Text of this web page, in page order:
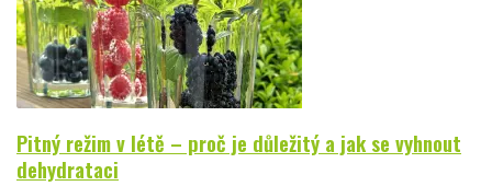
Pitný režim v létě – proč je důležitý a jak se vyhnout
dehydrataci